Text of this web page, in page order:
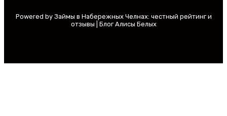
Powered by Займы в Набережных Челнах: честный рейтинг и
отзывы | Блог Алисы Белых